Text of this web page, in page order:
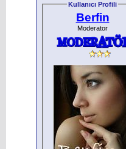
Kullanıcı Profili
Berfin
Moderator